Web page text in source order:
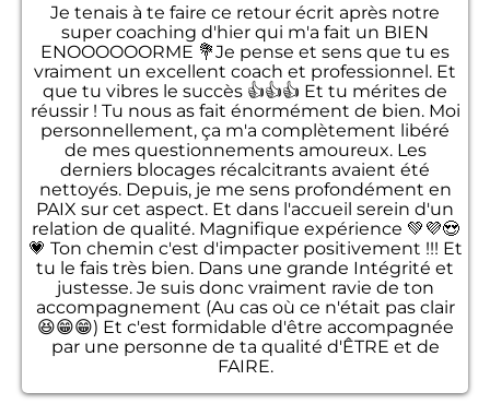
Je tenais à te faire ce retour écrit après notre
super coaching d'hier qui m'a fait un BIEN
ENOOOOOORME 💐Je pense et sens que tu es
vraiment un excellent coach et professionnel. Et
que tu vibres le succès 👍👍👍 Et tu mérites de
réussir ! Tu nous as fait énormément de bien. Moi
personnellement, ça m'a complètement libéré
de mes questionnements amoureux. Les
derniers blocages récalcitrants avaient été
nettoyés. Depuis, je me sens profondément en
PAIX sur cet aspect. Et dans l'accueil serein d'un
relation de qualité. Magnifique expérience 💚💜😍
💗 Ton chemin c'est d'impacter positivement !!! Et
tu le fais très bien. Dans une grande Intégrité et
justesse. Je suis donc vraiment ravie de ton
accompagnement (Au cas où ce n'était pas clair
😆😁😁) Et c'est formidable d'être accompagnée
par une personne de ta qualité d'ÊTRE et de
FAIRE.